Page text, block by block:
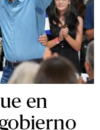
en